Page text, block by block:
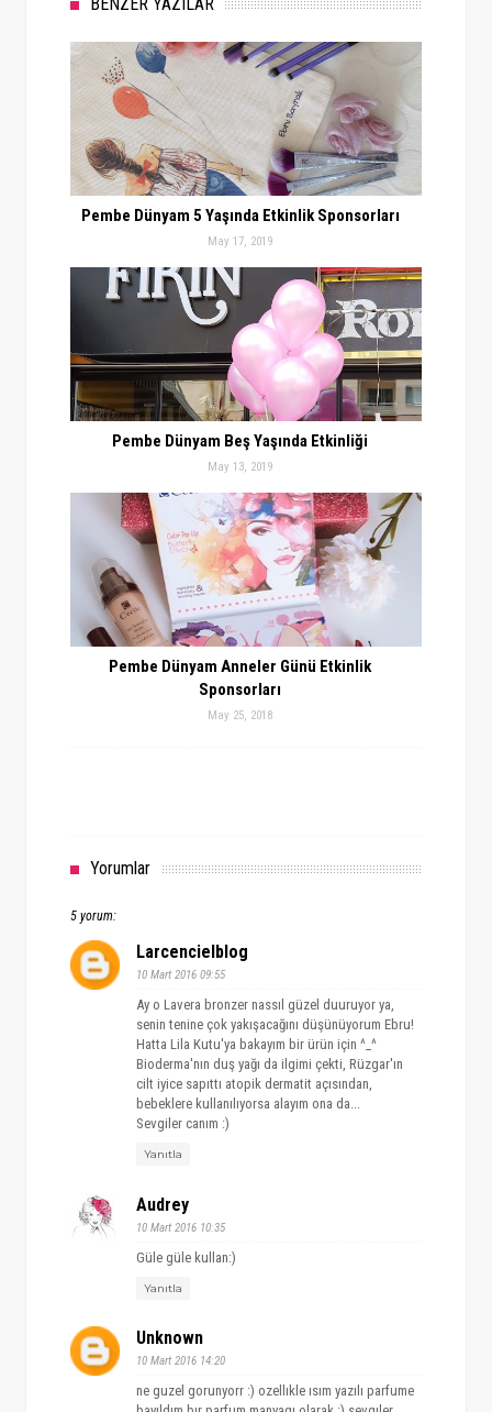
Pembe Dünyam 5 Yaşında Etkinlik Sponsorları
May 17, 2019
Pembe Dünyam Beş Yaşında Etkinliği
May 13, 2019
Pembe Dünyam Anneler Günü Etkinlik
Sponsorları
May 25, 2018
Yorumlar
5 yorum:
Larcencielblog
10 Mart 2016 09:55
Ay o Lavera bronzer nassıl güzel duuruyor ya,
senin tenine çok yakışacağını düşünüyorum Ebru!
Hatta Lila Kutu'ya bakayım bir ürün için ^_^
Bioderma'nın duş yağı da ilgimi çekti, Rüzgar'ın
cilt iyice sapıttı atopik dermatit açısından,
bebeklere kullanılıyorsa alayım ona da...
Sevgiler canım :)
Yanıtla
Audrey
10 Mart 2016 10:35
Güle güle kullan:)
Yanıtla
Unknown
10 Mart 2016 14:20
ne guzel gorunyorr :) ozellıkle ısım yazılı parfume